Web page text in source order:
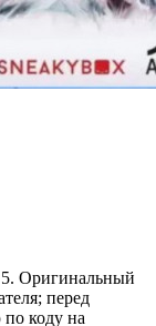
Оригинальный
перед
коду на